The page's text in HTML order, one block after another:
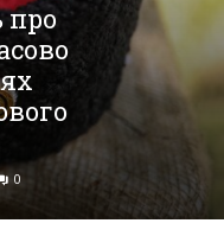
про
0